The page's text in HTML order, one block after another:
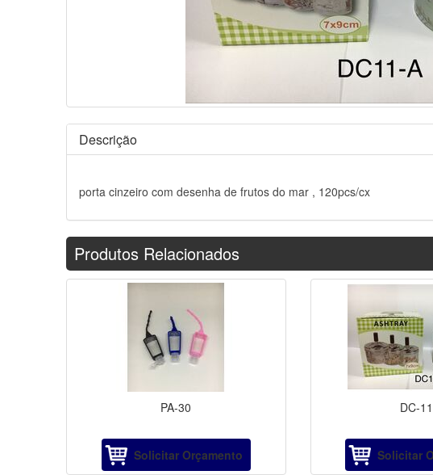
Descrição
porta cinzeiro com desenha de frutos do mar , 120pcs/cx
Produtos Relacionados
PA-30
Solicitar Orçamento
DC-
Solicitar